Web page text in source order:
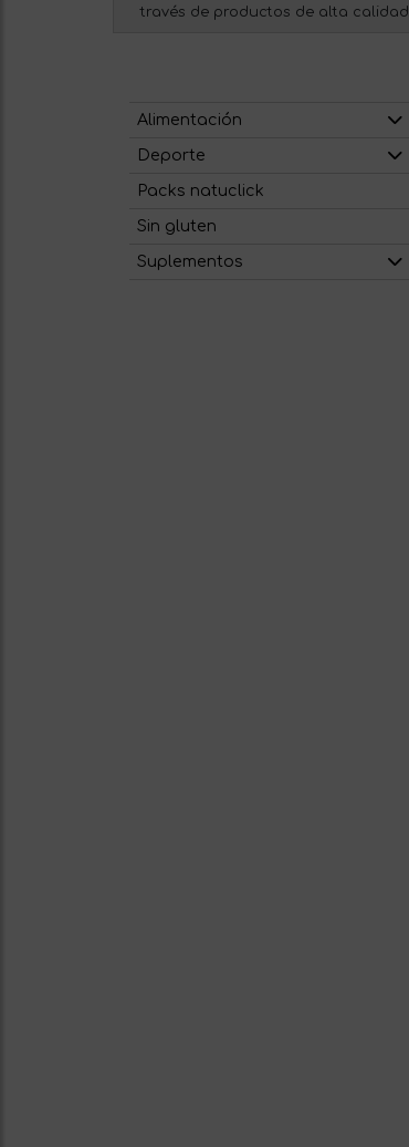
través de productos de alta
Alimentación
Deporte
Packs natuclick
Sin gluten
Suplementos